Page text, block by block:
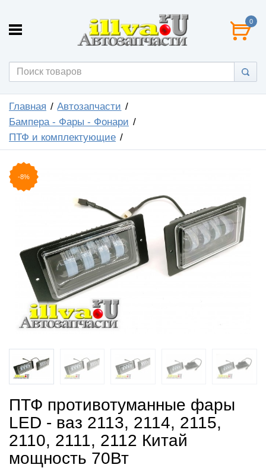
0
Главная
Автозапчасти
Бампера - Фары - Фонари
ПТФ и комплектующие
-8%
ПТФ противотуманные фары
LED - ваз 2113, 2114, 2115,
2110, 2111, 2112 Китай
мощность 70Вт